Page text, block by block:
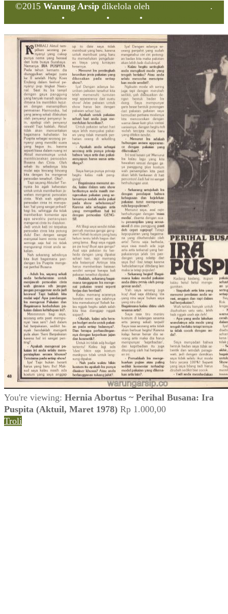
©2015 Warung Arsip dikelola oleh
.
• • •
You're viewing: Hernia Abortus ~ Perihal Busana: Ira
Puspita (Aktuil, Maret 1978) Rp 1.000,00
Troli